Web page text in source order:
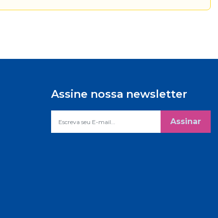
Assine nossa newsletter
Assinar